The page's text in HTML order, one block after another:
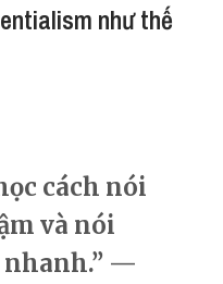
như thế
cách nói
và nói
nhanh.” —